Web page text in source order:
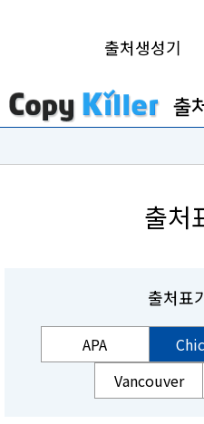
출처생성기
출처
출처표
APA
Vancouver